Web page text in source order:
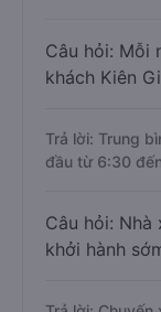
Câu hỏi: Mỗi
khách Kiên
Trả lời: Trung
đầu từ 6:30
Câu hỏi: Nhà
khởi hành